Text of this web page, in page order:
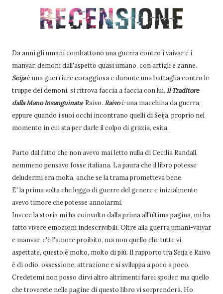
Da anni gli umani combattono una guerra contro i vaivar e i
manvar, demoni dall'aspetto quasi umano, con artigli e zanne.
Seijaè una guerriere coraggiosa e durante una battaglia contro le
truppe dei demoni, si ritrova faccia a faccia con lui, il Traditore
dalla Mano Insanguinata, Raivo. Raivoè una macchina da guerra,
eppure quando i suoi occhi incontrano quelli di Seija, proprio nel
momento in cui sta per darle il colpo di grazia, esita.
Parto dal fatto che non avevo mai letto nulla di Cecilia Randall,
nemmeno pensavo fosse italiana. La paura che il libro potesse
deludermi era molta, anche se la trama prometteva bene.
E' la prima volta che leggo di guerre del genere e inizialmente
avevo timore che potesse annoiarmi.
Invece la storia mi ha coinvolto dalla prima all'ultima pagina, mi ha
fatto vivere emozioni indescrivibili. Oltre alla guerra umani-vaivar
e manvar, c'è l'amore proibito, ma non quello che tutte vi
aspettate, questo è molto, molto di più. Il rapporto tra Seija e Raivo
è di odio, ossessione, attrazione e si sviluppa a poco a poco.
Credetemi non posso dirvi altro altrimenti farei spoiler, ma quello
che troverete nelle pagine di questo libro vi sorprenderà. Ho